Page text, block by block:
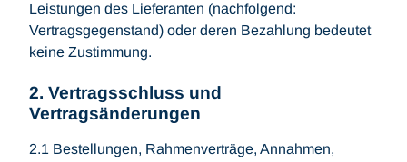
Leistungen des Lieferanten (nachfolgend:
Vertragsgegenstand) oder deren Bezahlung bedeutet
keine Zustimmung.
2. Vertragsschluss und
Vertragsänderungen
2.1 Bestellungen, Rahmenverträge, Annahmen,